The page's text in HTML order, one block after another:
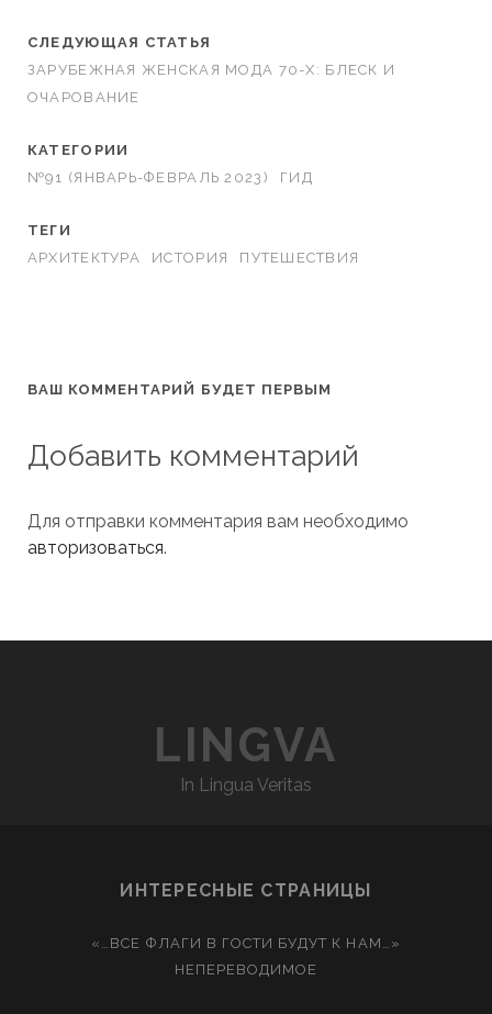
СЛЕДУЮЩАЯ СТАТЬЯ
ЗАРУБЕЖНАЯ ЖЕНСКАЯ МОДА 70-Х: БЛЕСК И
ОЧАРОВАНИЕ
КАТЕГОРИИ
№91 (ЯНВАРЬ-ФЕВРАЛЬ 2023)
ГИД
ТЕГИ
АРХИТЕКТУРА
ИСТОРИЯ ПУТЕШЕСТВИЯ
ВАШ КОММЕНТАРИЙ БУДЕТ ПЕРВЫМ
Добавить комментарий
Для отправки комментария вам необходимо
авторизоваться.
LINGVA
In Lingua Veritas
ИНТЕРЕСНЫЕ СТРАНИЦЫ
«…ВСЕ ФЛАГИ В ГОСТИ БУДУТ К НАМ…»
НЕПЕРЕВОДИМОЕ